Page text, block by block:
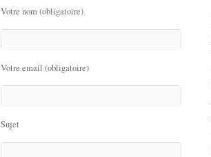
Votre nom (obligatoire)
Votre email (obligatoire)
Sujet